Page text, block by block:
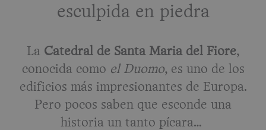
esculpida en piedra
La Catedral de Santa Maria del Fiore,
conocida como el Duomo, es uno de los
edificios más impresionantes de Europa.
Pero pocos saben que esconde una
historia un tanto pícara…